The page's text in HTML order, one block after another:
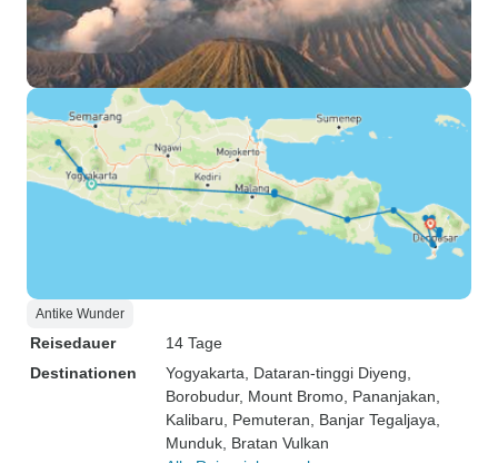
Antike Wunder
Reisedauer
14 Tage
Destinationen
Yogyakarta , Dataran-tinggi Diyeng
Borobudur, Mount Bromo , Pananjakan
Kalibaru , Pemuteran , Banjar Tegaljaya
Munduk , Bratan Vulkan